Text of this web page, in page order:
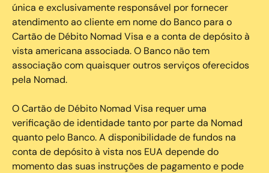
única e exclusivamente responsável por fornecer
atendimento ao cliente em nome do Banco para o
Cartão de Débito Nomad Visa e a conta de depósito à
vista americana associada. O Banco não tem
associação com quaisquer outros serviços oferecidos
pela Nomad.
O Cartão de Débito Nomad Visa requer uma
verificação de identidade tanto por parte da Nomad
quanto pelo Banco. A disponibilidade de fundos na
conta de depósito à vista nos EUA depende do
momento das suas instruções de pagamento e pode